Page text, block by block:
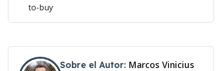
to-buy
Sobre el Autor: Marcos Vinicius